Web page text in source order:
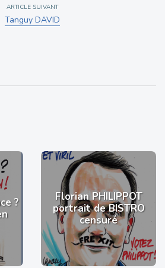
ARTICLE SUIVANT
Tanguy DAVID
?
Florian PHILIPPOT
portrait de BISTRO
censuré